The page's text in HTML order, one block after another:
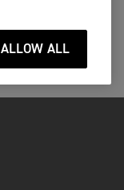
ALLOW ALL